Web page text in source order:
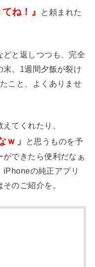
ね！』
と頼まれた
どと返しつつも、完全
末、1週間夕飯が裂け
こと、よくありませ
てくれたり、
ｗ」
と思うものを予
できたら便利だなぁ
iPhoneの純正アプリ
のご紹介を。